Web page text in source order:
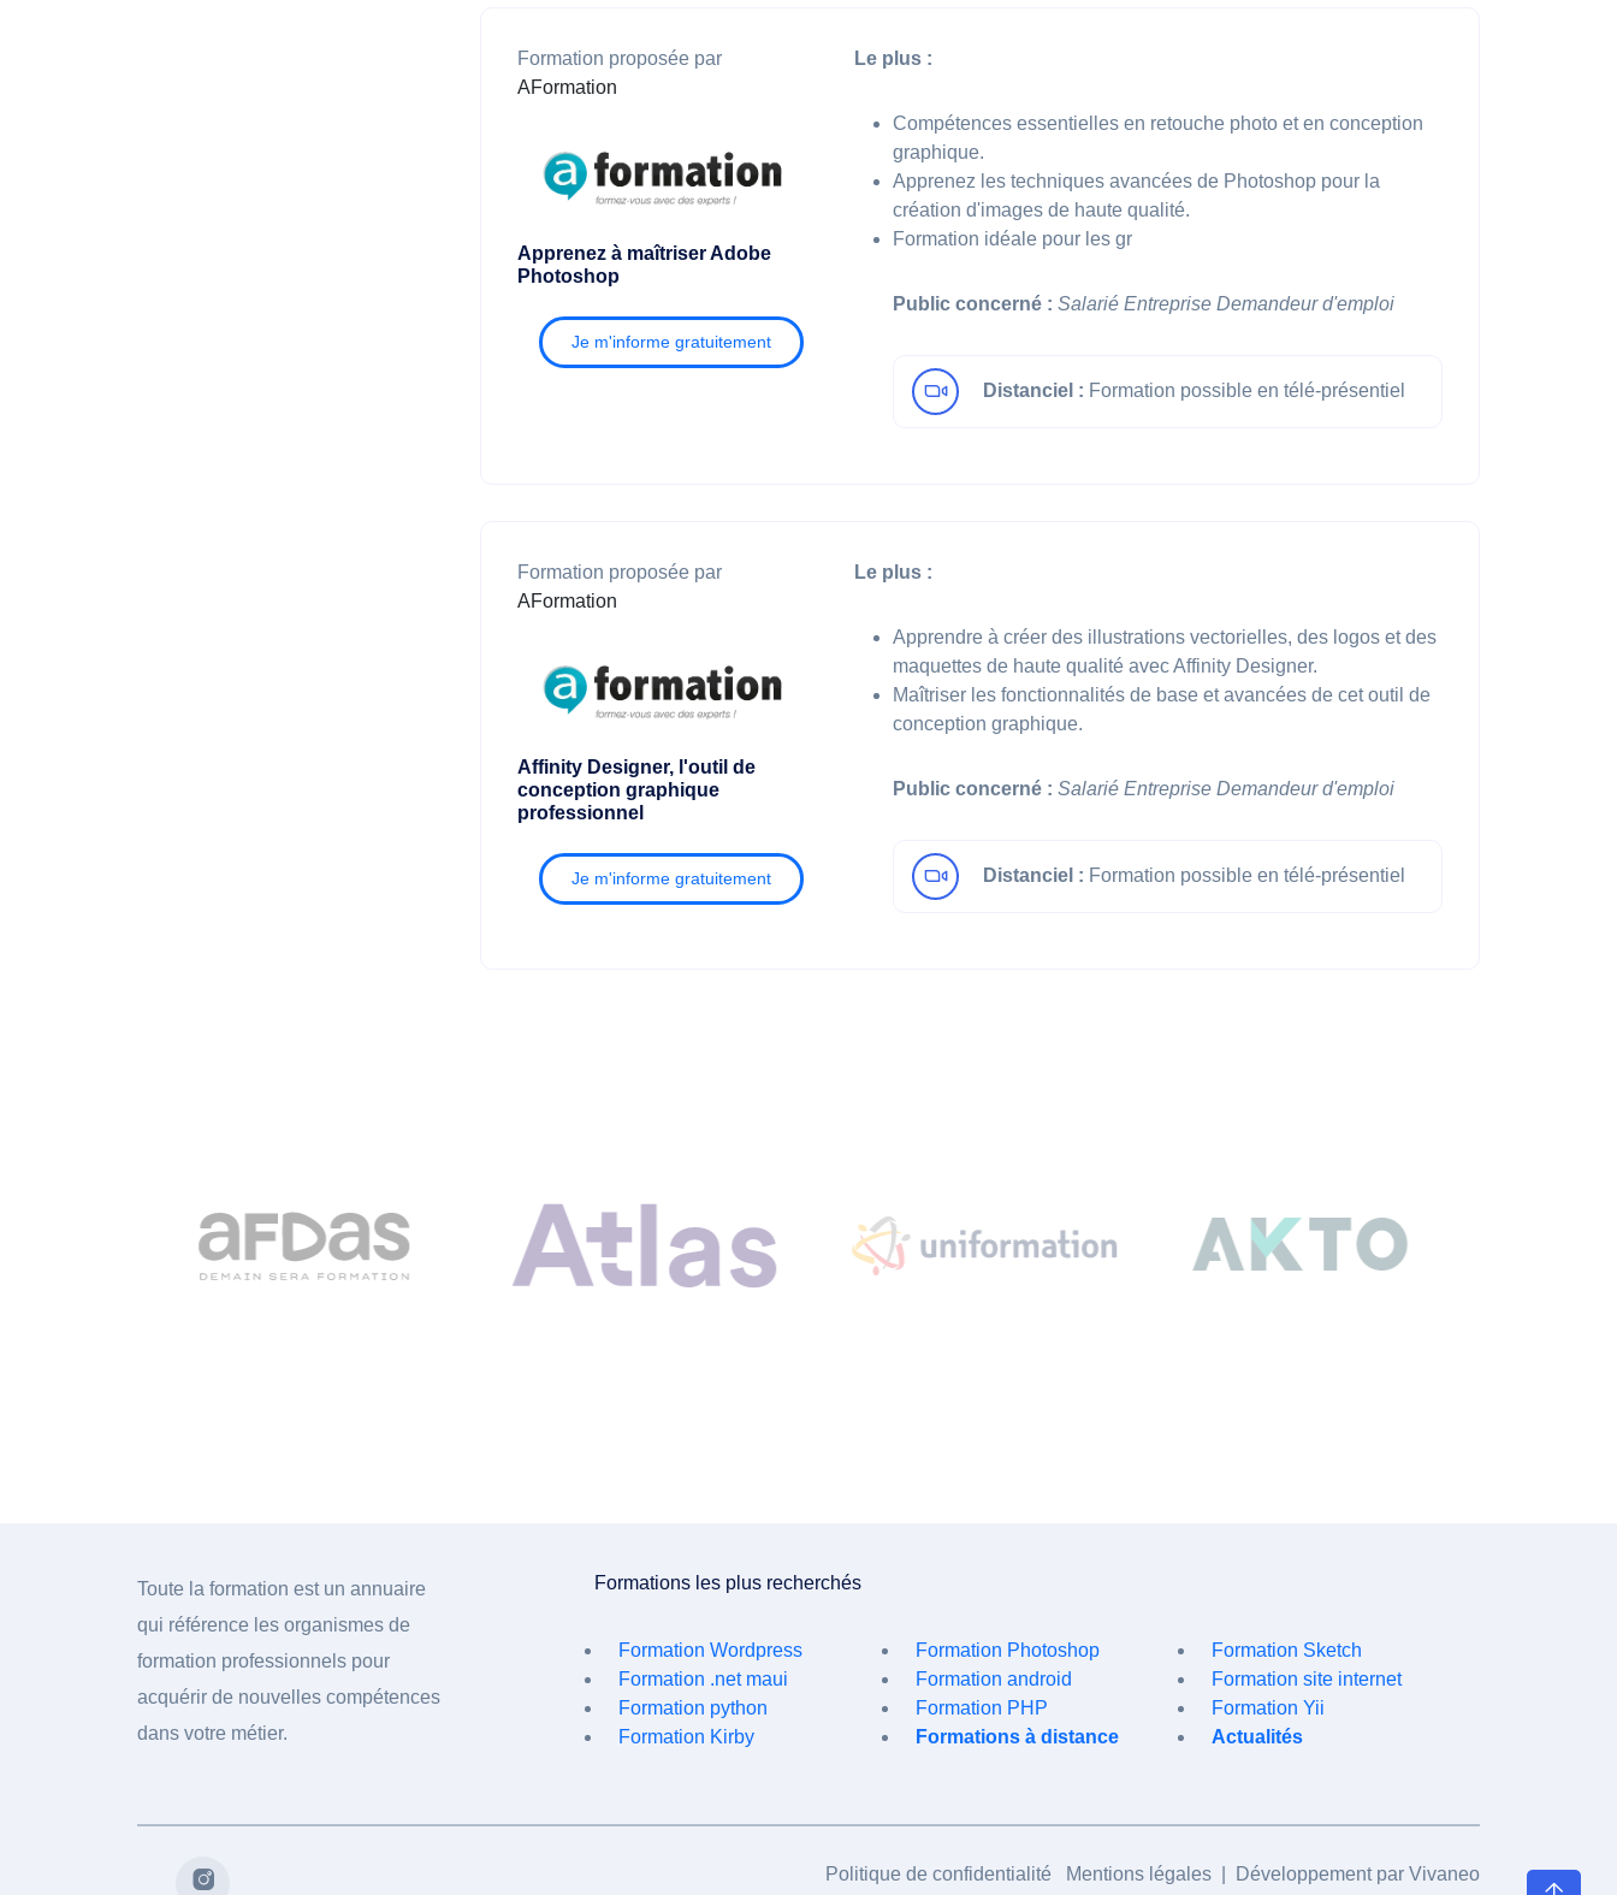
Formation proposée par
AFormation
Apprenez à maîtriser Adobe
Photoshop
Je m'informe gratuitement
Le plus :
Compétences essentielles en retouche photo et en conception
graphique.
Apprenez les techniques avancées de Photoshop pour la
création d'images de haute qualité.
Formation idéale pour les gr
Public concerné : Salarié Entreprise Demandeur d'emploi
Distanciel : Formation possible en télé-présentiel
Formation proposée par
AFormation
Affinity Designer, l'outil de
conception graphique
professionnel
Je m'informe gratuitement
Le plus :
Apprendre à créer des illustrations vectorielles, des logos et des
maquettes de haute qualité avec Affinity Designer.
Maîtriser les fonctionnalités de base et avancées de cet outil de
conception graphique.
Public concerné : Salarié Entreprise Demandeur d'emploi
Distanciel : Formation possible en télé-présentiel
Toute la formation est un annuaire
qui référence les organismes de
formation professionnels pour
acquérir de nouvelles compétences
dans votre métier.
Formations les plus recherchés
Formation Wordpress Formation Photoshop
Formation Sketch
Formation .net maui
Formation android
Formation site internet
Formation python
Formation PHP
Formation Yii
Formation Kirby
Formations à distance Actualités
Politique de confidentialité Mentions légales | Développement par Vivaneo